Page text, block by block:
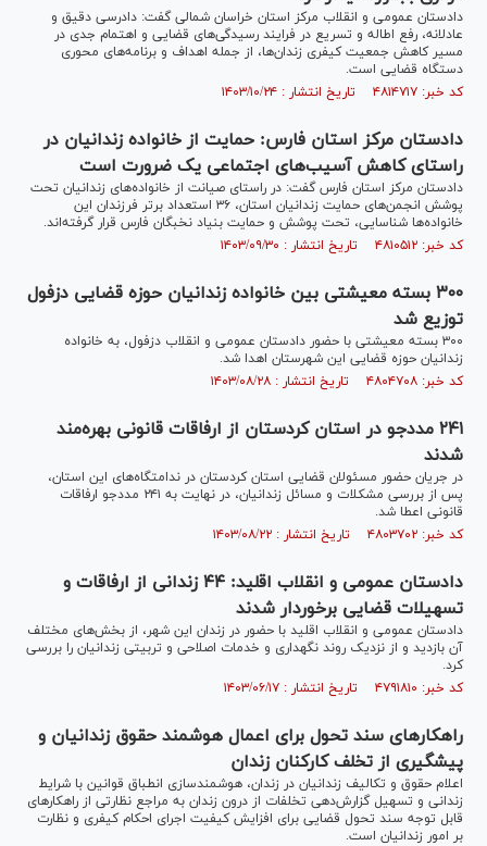
دادستان عمومی و انقلاب مرکز استان خراسان شمالی گفت: دادرسی دقیق و
عادلانه، رفع اطاله و تسریع در فرایند رسیدگی‌های قضایی و اهتمام جدی در
مسیر کاهش جمعیت کیفری زندان‌ها، از جمله اهداف و برنامه‌های محوری
دستگاه قضایی است.
کد خبر: ۴۸۱۴۷۱۷ تاریخ انتشار : ۱۴۰۳/۱۰/۲۴
دادستان مرکز استان فارس: حمایت از خانواده زندانیان در
راستای کاهش آسیب‌های اجتماعی یک ضرورت است
دادستان مرکز استان فارس گفت: در راستای صیانت از خانواده‌های زندانیان تحت
پوشش انجمن‌های حمایت زندانیان استان، ۳۶ استعداد برتر فرزندان این
خانواده‌ها شناسایی، تحت پوشش و حمایت بنیاد نخبگان فارس قرار گرفته‌اند.
کد خبر: ۴۸۱۰۵۱۲ تاریخ انتشار : ۱۴۰۳/۰۹/۳۰
۳۰۰ بسته معیشتی بین خانواده زندانیان حوزه قضایی دزفول
توزیع شد
۳۰۰ بسته معیشتی با حضور دادستان عمومی و انقلاب دزفول، به خانواده
زندانیان حوزه قضایی این شهرستان اهدا شد.
کد خبر: ۴۸۰۴۷۰۸ تاریخ انتشار : ۱۴۰۳/۰۸/۲۸
۲۴۱ مددجو در استان کردستان از ارفاقات قانونی بهره‌مند
شدند
در جریان حضور مسئولان قضایی استان کردستان در ندامتگاه‌های این استان،
پس از بررسی مشکلات و مسائل زندانیان، در نهایت به ۲۴۱ مددجو ارفاقات
قانونی اعطا شد.
کد خبر: ۴۸۰۳۷۰۲ تاریخ انتشار : ۱۴۰۳/۰۸/۲۲
دادستان عمومی و انقلاب اقلید: ۴۴ زندانی از ارفاقات و
تسهیلات قضایی برخوردار شدند
دادستان عمومی و انقلاب اقلید با حضور در زندان این شهر، از بخش‌های مختلف
آن بازدید و از نزدیک روند نگهداری و خدمات اصلاحی و تربیتی زندانیان را بررسی
کرد.
کد خبر: ۴۷۹۱۸۱۰ تاریخ انتشار : ۱۴۰۳/۰۶/۱۷
راهکار‌های سند تحول برای اعمال هوشمند حقوق زندانیان و
پیشگیری از تخلف کارکنان زندان
اعلام حقوق و تکالیف زندانیان در زندان، هوشمندسازی انطباق قوانین با شرایط
زندانی و تسهیل گزارش‌دهی تخلفات از درون زندان به مراجع نظارتی از راهکار‌های
قابل توجه سند تحول قضایی برای افزایش کیفیت اجرای احکام کیفری و نظارت
بر امور زندانیان است.